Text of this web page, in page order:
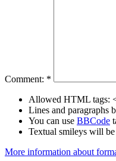
Comment: *
Allowed HTML tags:
Lines and paragraphs
You can use BBCode
Textual smileys will
More information about